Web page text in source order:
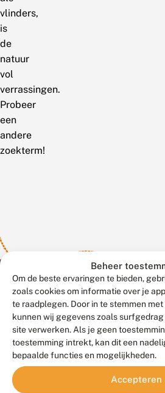
Beheer
Om de beste ervaringen te bieden,
zoals cookies om informatie over je
te raadplegen. Door in te stemmen
kunnen wij gegevens zoals
site verwerken. Als je geen
toestemming intrekt, kan dit een
bepaalde functies en mogelijkheden.
Accepteren
vlinders,
is
de
natuur
vol
verrassingen.
Probeer
een
andere
zoekterm!
Contact
Veelgestelde vragen
Meld waarnemingen
© 2026
Duurzaam ontwikkeld door
Blue Field
Privacy
Disclaimer
Sitemap